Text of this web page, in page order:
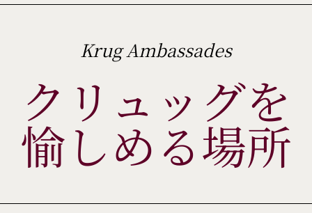
Krug Ambassades
クリュッグを
愉しめる場所